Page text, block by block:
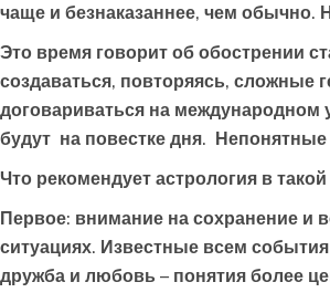
чаще и безнаказаннее, чем обычно.
Это время говорит об обострении
создаваться, повторяясь, сложные
договариваться на
будут на повестке дня.
Что рекомендует астрология в
Первое: внимание на сохранение и
ситуациях. Известные всем
дружба и любовь – понятия более